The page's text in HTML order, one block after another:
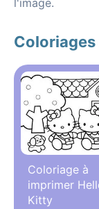
l'image.
Coloriage à
imprimer
Kitty